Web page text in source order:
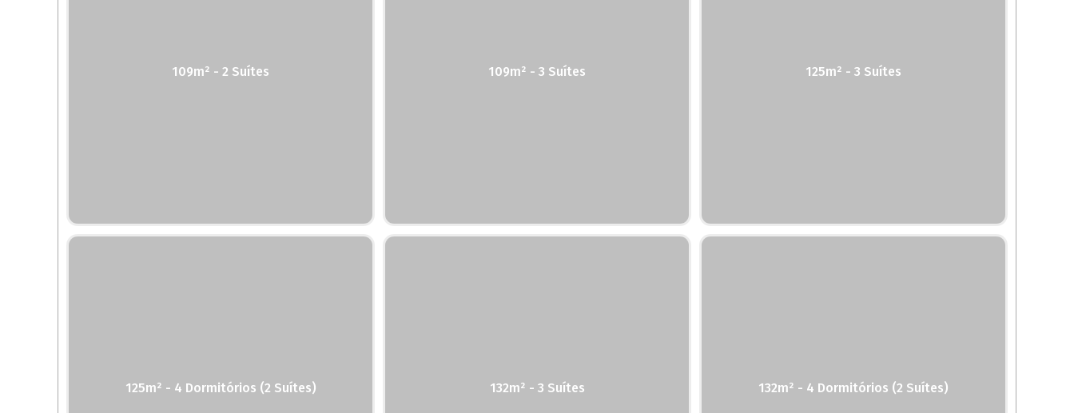
109m² - 2 Suítes 109m² - 3 Suítes 125m² - 3 Suítes
125m² - 4 Dormitórios (2 Suítes) 132m² - 3 Suítes 132m² - 4 Dormitórios (2 Suítes)